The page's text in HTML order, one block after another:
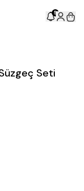
5
Seti